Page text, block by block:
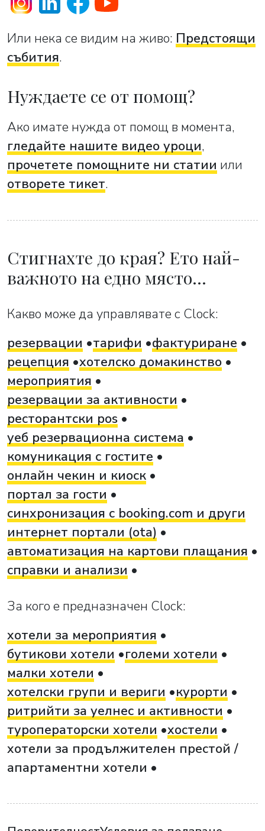
Или нека се видим на живо: Предстоящи
събития.
Нуждаете се от помощ?
Ако имате нужда от помощ в момента,
гледайте нашите видео уроци,
прочетете помощните ни статии или
отворете тикет.
Стигнахте до края? Ето най-
важното на едно място…
Какво може да управлявате с Clock:
резервации
тарифи
фактуриране
рецепция хотелско домакинство
мероприятия
резервации за активности
ресторантски pos
уеб резервационна система
комуникация с гостите
онлайн чекин и киоск
портал за гости
синхронизация с booking.com и други
интернет портали (ota)
автоматизация на картови плащания
справки и анализи
За кого е предназначен Clock:
хотели за мероприятия
бутикови хотели
големи хотели
малки хотели
хотелски групи и вериги
курорти
ритрийти за уелнес и активности
туроператорски хотели
хостели
хотели за продължителен престой /
апартаментни хотели